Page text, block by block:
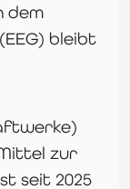
dem
bleibt
zur
seit 2025